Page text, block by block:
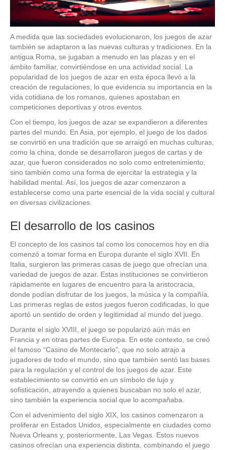
A medida que las sociedades evolucionaron, los juegos de azar
también se adaptaron a las nuevas culturas y tradiciones. En la
antigua Roma, se jugaban a menudo en las plazas y en el
ámbito familiar, convirtiéndose en una actividad social. La
popularidad de los juegos de azar en esta época llevó a la
creación de regulaciones, lo que evidencia su importancia en la
vida cotidiana de los romanos, quienes apostaban en
competiciones deportivas y otros eventos.
Con el tiempo, los juegos de azar se expandieron a diferentes
partes del mundo. En Asia, por ejemplo, el juego de los dados
se convirtió en una tradición que se arraigó en muchas culturas,
como la china, donde se desarrollaron juegos de cartas y de
azar, que fueron considerados no solo como entretenimiento,
sino también como una forma de ejercitar la estrategia y la
habilidad mental. Así, los juegos de azar comenzaron a
establecerse como una parte esencial de la vida social y cultural
en diversas civilizaciones.
El desarrollo de los casinos
El concepto de los casinos tal como los conocemos hoy en día
comenzó a tomar forma en Europa durante el siglo XVII. En
Italia, surgieron las primeras casas de juego que ofrecían una
variedad de juegos de azar. Estas instituciones se convirtieron
rápidamente en lugares de encuentro para la aristocracia,
donde podían disfrutar de los juegos, la música y la compañía.
Las primeras reglas de estos juegos fueron codificadas, lo que
aportó un sentido de orden y legitimidad al mundo del juego.
Durante el siglo XVIII, el juego se popularizó aún más en
Francia y en otras partes de Europa. En este contexto, se creó
el famoso “Casino de Montecarlo”, que no solo atrajo a
jugadores de todo el mundo, sino que también sentó las bases
para la regulación y el control de los juegos de azar. Este
establecimiento se convirtió en un símbolo de lujo y
sofisticación, atrayendo a quienes buscaban no solo el azar,
sino también la experiencia social que lo acompañaba.
Con el advenimiento del siglo XIX, los casinos comenzaron a
proliferar en Estados Unidos, especialmente en ciudades como
Nueva Orleans y, posteriormente, Las Vegas. Estos nuevos
casinos ofrecían una experiencia distinta, combinando el juego